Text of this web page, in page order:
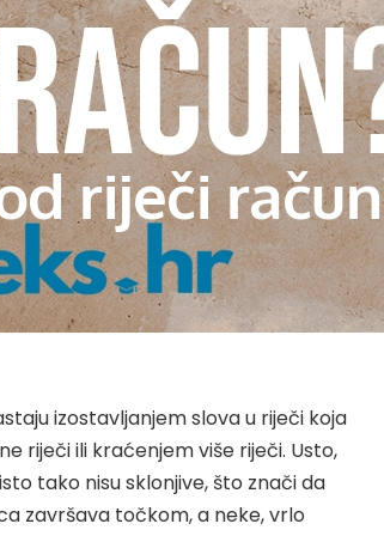
riječi
izostavljanjem slova u riječi koja
riječi ili kraćenjem više riječi. Usto,
tako nisu sklonjive, što znači da
završava točkom, a neke, vrlo